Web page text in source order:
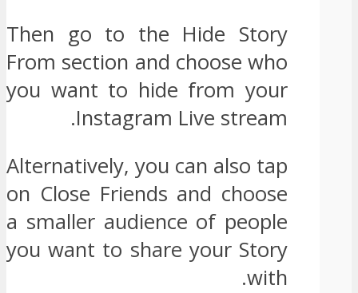
Then go to the Hide Story
From section and choose who
you want to hide from your
Instagram Live stream.
Alternatively, you can also tap
on Close Friends and choose
a smaller audience of people
you want to share your Story
with.